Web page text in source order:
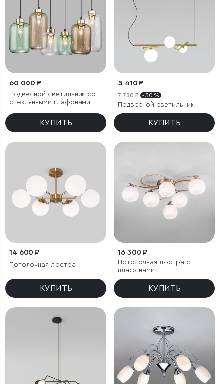
60 000 ₽
Подвесной светильник со
стеклянными плафонами
КУПИТЬ
5 410 ₽
7 730 ₽ - 30 %
Подвесной светильник
КУПИТЬ
14 600 ₽
Потолочная люстра
КУПИТЬ
16 300 ₽
Потолочная люстра с
плафонами
КУПИТЬ